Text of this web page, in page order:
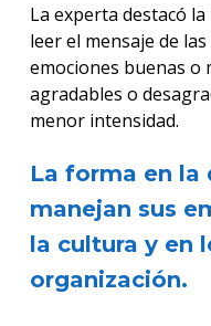
La experta destacó
leer el mensaje de
emociones buenas o
agradables o
menor intensidad.
La forma en la
manejan sus
la cultura y en
organización.